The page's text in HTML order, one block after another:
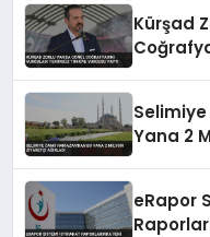
Kürşad
Yana 2
eRapor